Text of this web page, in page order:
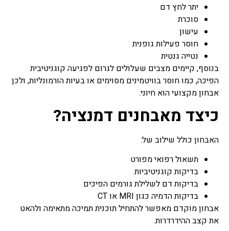
יתר לחץ דם
סוכרת
עישון
חוסר פעילות גופנית
נטייה גנטית
בנוסף, קיימים מצבים שעלולים לגרום לפגיעה קוגניטיבית
הפיכה, כמו חוסר בוויטמינים מסוימים או בעיות הורמונליות, ולכן
אבחון מקצועי הוא חיוני.
כיצד מאבחנים דמנציה?
האבחון כולל שילוב של:
תשאול רפואי מפורט
בדיקות קוגניטיביות
בדיקות דם לשלילת גורמים הפיכים
בדיקות הדמיה כגון MRI או CT
אבחון מוקדם מאפשר להתחיל תוכנית תמיכה מתאימה ולהאט
את קצב ההידרדרות.